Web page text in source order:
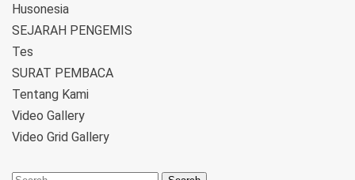
Husonesia
SEJARAH PENGEMIS
Tes
SURAT PEMBACA
Tentang Kami
Video Gallery
Video Grid Gallery